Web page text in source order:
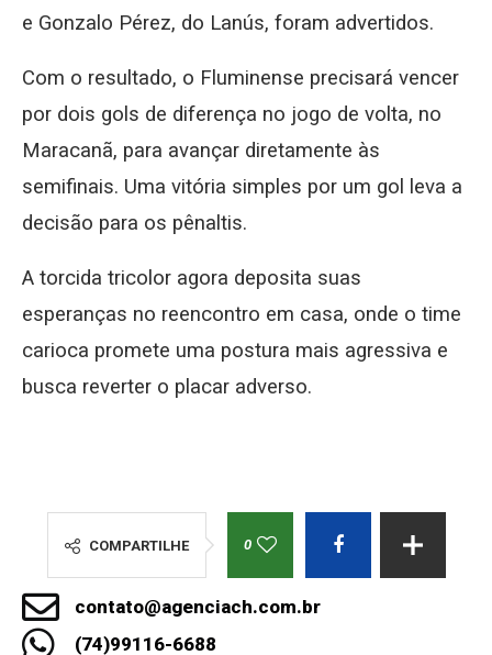
e Gonzalo Pérez, do Lanús, foram advertidos.
Com o resultado, o Fluminense precisará vencer
por dois gols de diferença no jogo de volta, no
Maracanã, para avançar diretamente às
semifinais. Uma vitória simples por um gol leva a
decisão para os pênaltis.
A torcida tricolor agora deposita suas
esperanças no reencontro em casa, onde o time
carioca promete uma postura mais agressiva e
busca reverter o placar adverso.
COMPARTILHE 0
contato@agenciach.com.br
(74)99116-6688